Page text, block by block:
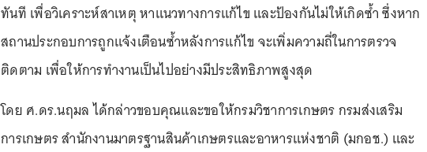
ทันที เพื่อวิเคราะห์สาเหตุ หาแนวทางการแก้ไข และป้องกันไม่ให้เกิดซ้ำ ซึ่งหาก
สถานประกอบการถูกแจ้งเตือนซ้ำหลังการแก้ไข จะเพิ่มความถี่ในการตรวจ
ติดตาม เพื่อให้การทำงานเป็นไปอย่างมีประสิทธิภาพสูงสุด
โดย ศ.ดร.นฤมล ได้กล่าวขอบคุณและขอให้กรมวิชาการเกษตร กรมส่งเสริม
การเกษตร สำนักงานมาตรฐานสินค้าเกษตรและอาหารแห่งชาติ (มกอช.) และ